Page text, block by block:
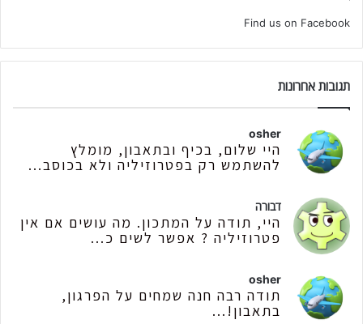
Find us on Facebook
תגובות אחרונות
osher
היי שלום, בכיף ובתאבון, מומלץ
להשתמש רק בפטרוזיליה ולא בכוסב...
דבורה
היי, תודה על המתכון. מה עושים אם אין
פטרוזיליה ? אפשר לשים כ...
osher
תודה רבה חנה שמחים על הפרגון,
בתאבון!...